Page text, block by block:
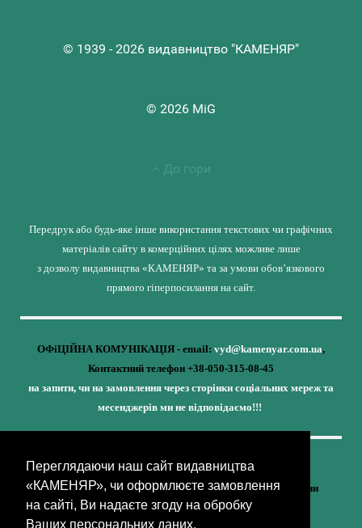
Переглядаючи наш сайт видавництва
«КАМЕНЯР», чи оформлюєте замовлення
на сайті, Ви надаєте згоду на обробку
Ваших персональних даних.
© 1939 - 2026 видавництво "КАМЕНЯР"
© 2026 MiG
До гори
Передрук або будь-яке інше використання текстових чи графічних
матеріалів сайту в комерційних цілях можливе лише
з дозволу видавництва «КАМЕНЯР» та за умови обов’язкового
прямого гіперпосилання на сайт.
ОФіЦІЙНА КОМУНІКАЦІЯ - email: vyd@kamenyar.com.ua,
Контактний телефон +38-050-315-08-45
на запити, чи на замовлення через сторінки соціальних мереж та
месенджерів ми не відповідаємо!!!
Кожне наше видання - це внесок у спротив,
у збереження ідентичності та неминучу перемогу України
(видавництво «КАМЕНЯР»)